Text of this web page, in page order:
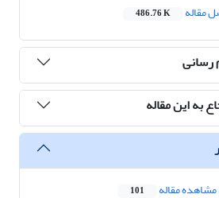
مقاله
486.76 K
به این مقاله
مقاله 101